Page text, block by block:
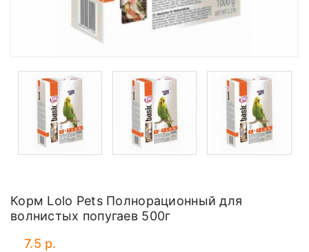
Корм Lolo Pets Полнорационный для
волнистых попугаев 500г
7.5 р.